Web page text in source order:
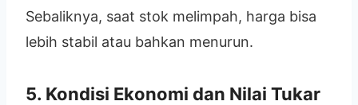
Sebaliknya, saat stok melimpah, harga bisa
lebih stabil atau bahkan menurun.
5. Kondisi Ekonomi dan Nilai Tukar